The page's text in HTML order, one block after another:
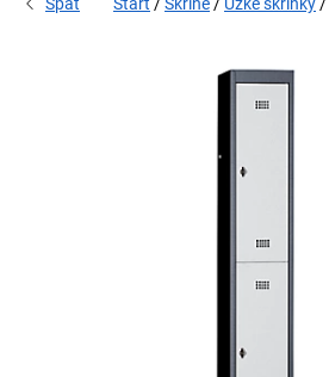
Späť Štart Skrine Úzke skrinky